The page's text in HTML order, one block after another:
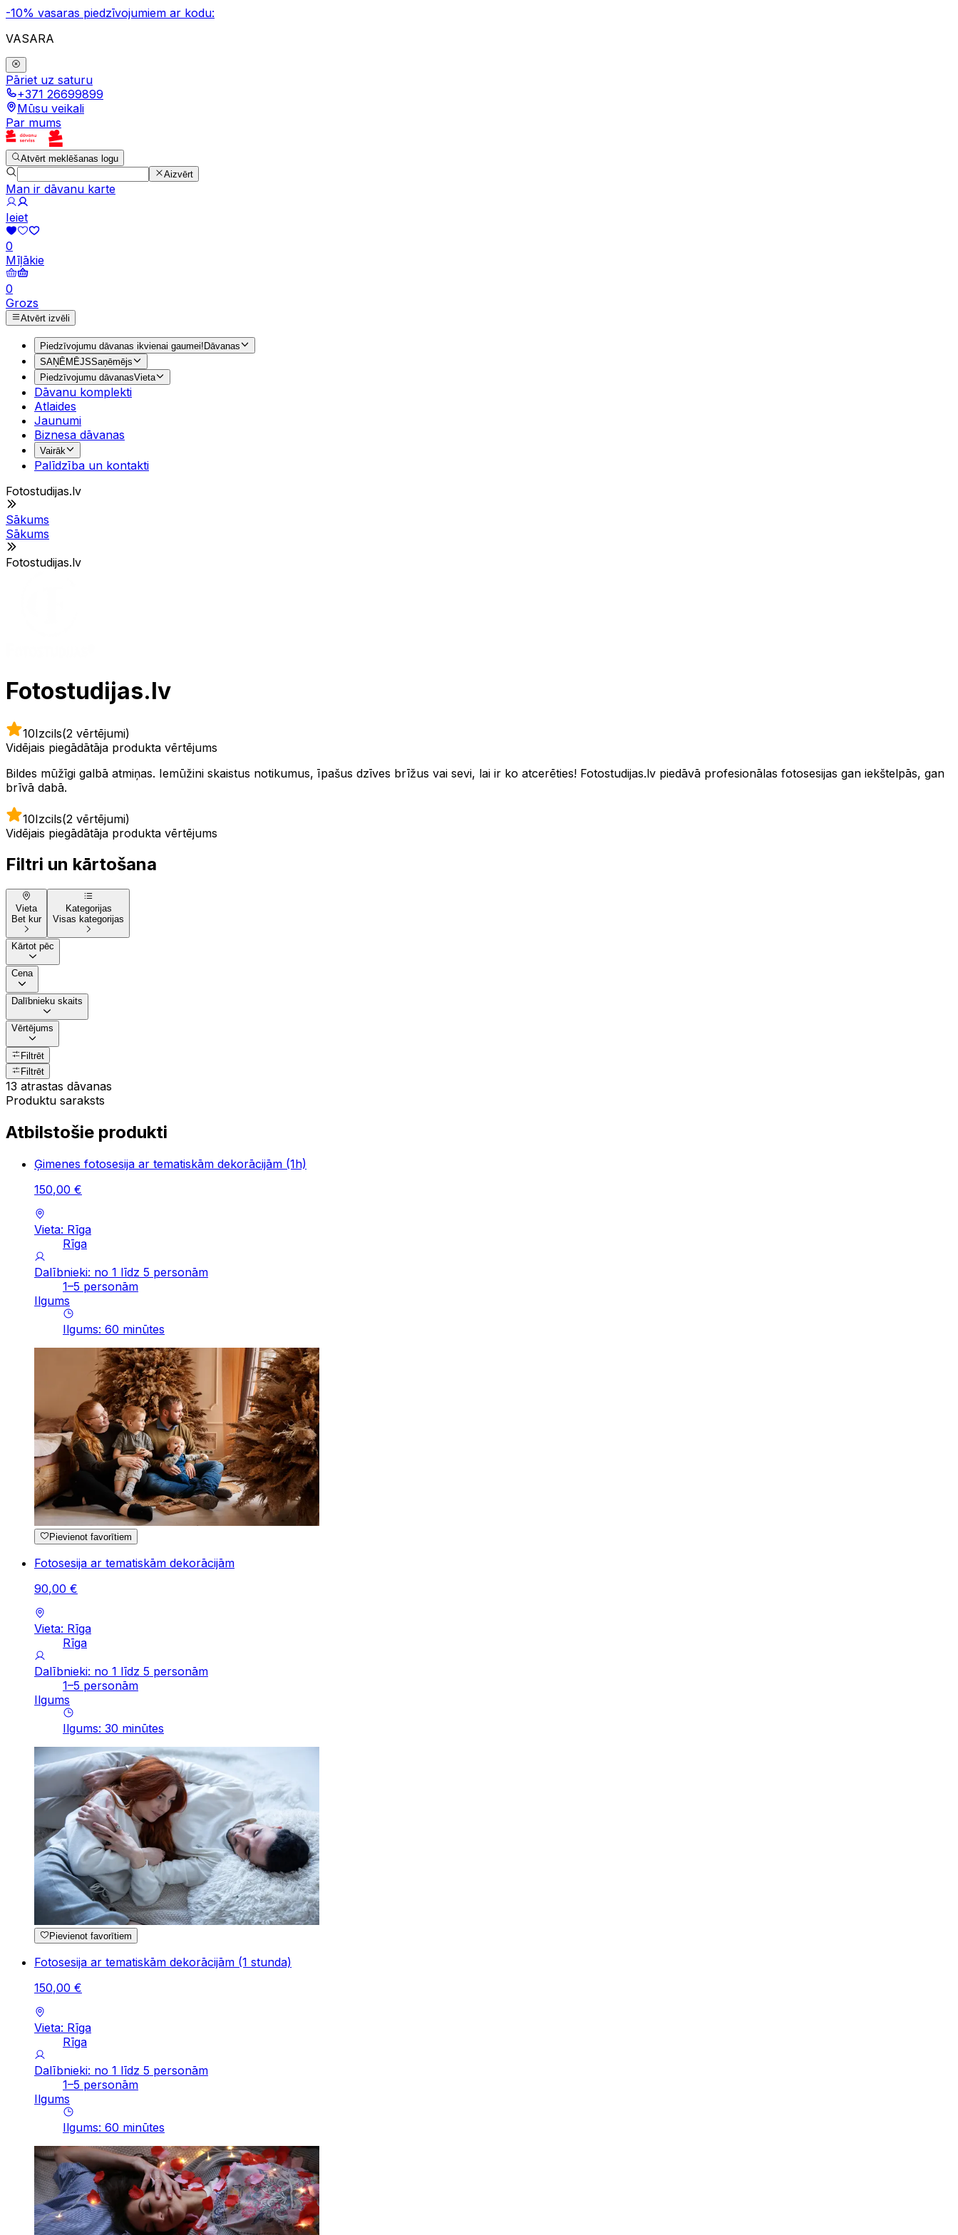
-10% vasaras piedzīvojumiem ar kodu:
VASARA
Pāriet uz saturu
+371 26699899
Mūsu veikali
Par mums
Atvērt meklēšanas logu
Aizvērt
Man ir dāvanu karte
Ieiet
0
Mīļākie
0
Grozs
Atvērt izvēli
Piedzīvojumu dāvanas ikvienai gaumei!Dāvanas
SAŅĒMĒJSSaņēmējs
Piedzīvojumu dāvanasVieta
Dāvanu komplekti
Atlaides
Jaunumi
Biznesa dāvanas
Vairāk
Palīdzība un kontakti
Fotostudijas.lv
Sākums
Sākums
Fotostudijas.lv
Fotostudijas.lv
10Izcils(2 vērtējumi)
Vidējais piegādātāja produkta vērtējums
Bildes mūžīgi galbā atmiņas. Iemūžini skaistus notikumus, īpašus dzīves brīžus vai sevi, lai ir ko atcerēties! Fotostudijas.lv piedāvā profesionālas fotosesijas gan iekštelpās, gan
brīvā dabā.
10Izcils(2 vērtējumi)
Vidējais piegādātāja produkta vērtējums
Filtri un kārtošana
Vieta
Bet kur
Kategorijas
Visas kategorijas
Kārtot pēc
Cena
Dalībnieku skaits
Vērtējums
Filtrēt
Filtrēt
13 atrastas dāvanas
Produktu saraksts
Atbilstošie produkti
Ģimenes fotosesija ar tematiskām dekorācijām (1h)
150,00 €
Vieta: Rīga
Rīga
Dalībnieki: no 1 līdz 5 personām
1–5 personām
Ilgums
Ilgums: 60 minūtes
Pievienot favorītiem
Fotosesija ar tematiskām dekorācijām
90,00 €
Vieta: Rīga
Rīga
Dalībnieki: no 1 līdz 5 personām
1–5 personām
Ilgums
Ilgums: 30 minūtes
Pievienot favorītiem
Fotosesija ar tematiskām dekorācijām (1 stunda)
150,00 €
Vieta: Rīga
Rīga
Dalībnieki: no 1 līdz 5 personām
1–5 personām
Ilgums
Ilgums: 60 minūtes